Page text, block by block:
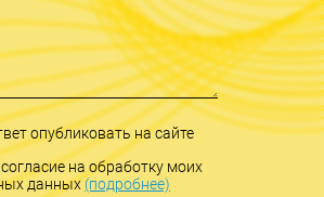
опубликовать на сайте
на обработку моих
данных(подробнее)